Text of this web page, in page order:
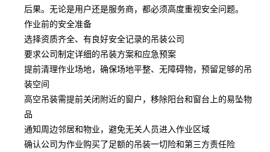
后果。无论是用户还是服务商，都必须高度重视安全问题。
作业前的安全准备
选择资质齐全、有良好安全记录的吊装公司
要求公司制定详细的吊装方案和应急预案
提前清理作业场地，确保场地平整、无障碍物，预留足够的吊
装空间
高空吊装需提前关闭附近的窗户，移除阳台和窗台上的易坠物
品
通知周边邻居和物业，避免无关人员进入作业区域
确认公司为作业购买了足额的吊装一切险和第三方责任险